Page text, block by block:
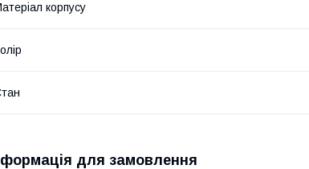
корпусу
для замовлення